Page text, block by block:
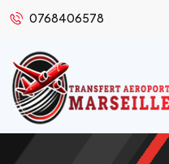
0768406578